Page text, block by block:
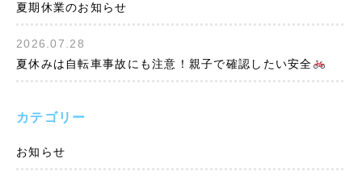
夏期休業のお知らせ
2026.07.28
夏休みは自転車事故にも注意！親子で確認したい安全
カテゴリー
お知らせ